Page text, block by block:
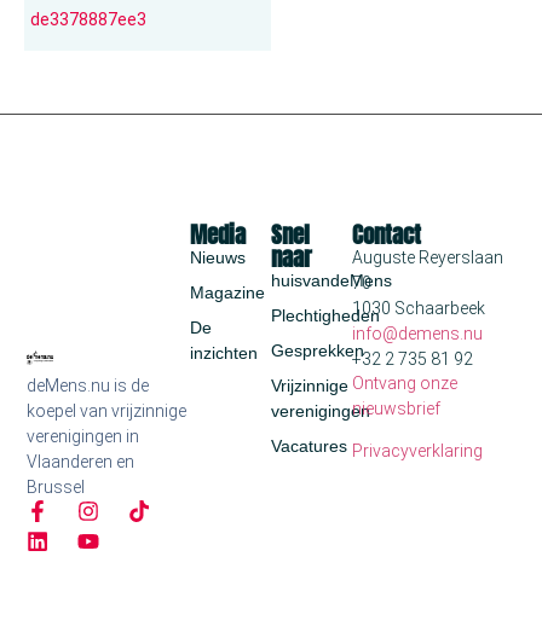
de3378887ee3
deMens.nu is de
koepel van vrijzinnige
verenigingen in
Vlaanderen en
Brussel
Snel
naar
huisvandeMens
Plechtigheden
Gesprekken
Vrijzinnige
verenigingen
Vacatures
Media
Nieuws
Magazine
De
inzichten
Contact
Auguste Reyerslaan
70
1030 Schaarbeek
info@demens.nu
+32 2 735 81 92
Ontvang onze
nieuwsbrief
Privacyverklaring